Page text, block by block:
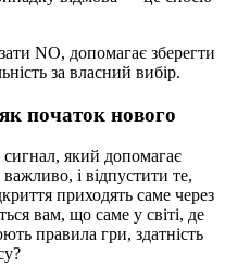
NO, допомагає зберегти
за власний вибір.
початок нового
який допомагає
і відпустити те,
приходять саме через
вам, що саме у світі, де
правила гри, здатність